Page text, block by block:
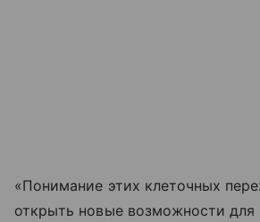
«Понимание этих клеточных
открыть новые возможности для